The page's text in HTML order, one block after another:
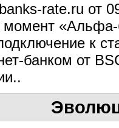
rate.ru от
«Альфа-
к
банком от